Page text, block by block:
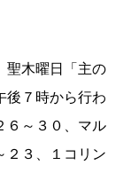
聖木曜日「主の
後７時から行わ
６～３０、マル
２３、１コリン